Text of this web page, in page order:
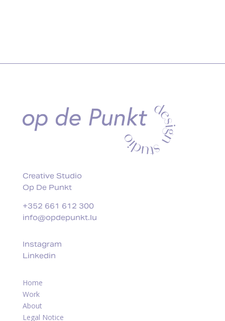
Creative Studio
Op De Punkt
+352 661 612 300
info@opdepunkt.lu
Instagram
Linkedin
Home
Work
About
Legal Notice